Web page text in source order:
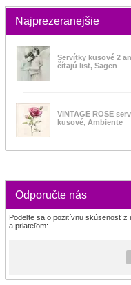
Najprezeranejšie
Servítky kusové 2
čítajú list, Sagen
VINTAGE ROSE
kusové, Ambiente
Odporučte nás
Podeľte sa o pozitívnu skúsenosť z
a priateľom: